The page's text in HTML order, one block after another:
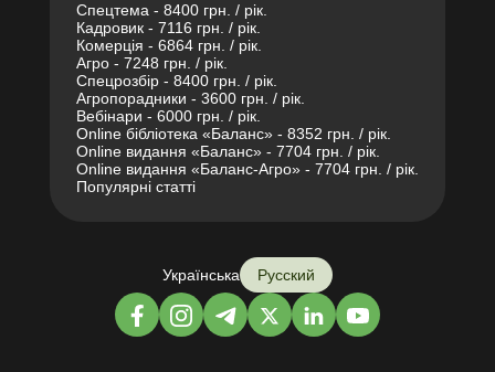
Спецтема - 8400 грн. / рік.
Кадровик - 7116 грн. / рік.
Комерція - 6864 грн. / рік.
Агро - 7248 грн. / рік.
Спецрозбір - 8400 грн. / рік.
Агропорадники - 3600 грн. / рік.
Вебінари - 6000 грн. / рік.
Online бібліотека «Баланс» - 8352 грн. / рік.
Online видання «Баланс» - 7704 грн. / рік.
Online видання «Баланс-Агро» - 7704 грн. / рік.
Популярні статті
Українська Русский